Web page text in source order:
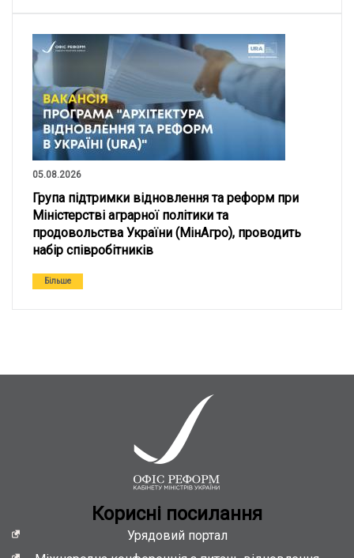
05.08.2026
Група підтримки відновлення та реформ при
Міністерстві аграрної політики та
продовольства України (МінАгро), проводить
набір співробітників
Більше
Кориснi посилання
Урядовий портал